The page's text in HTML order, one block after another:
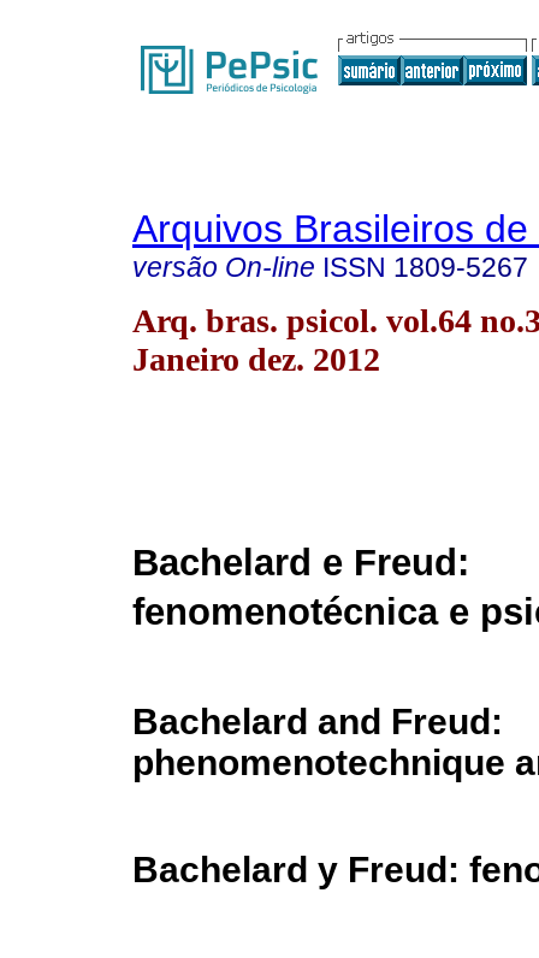
Arquivos Brasileiros
versão On-line ISSN 1809-5267
Arq. bras. psicol. vol.64
Janeiro dez. 2012
Bachelard e Freud:
fenomenotécnica e
Bachelard and Freud:
phenomenotechnique
Bachelard y Freud: